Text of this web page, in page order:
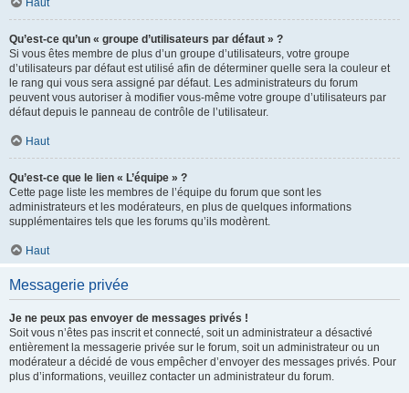
Haut
Qu’est-ce qu’un « groupe d’utilisateurs par défaut » ?
Si vous êtes membre de plus d’un groupe d’utilisateurs, votre groupe
d’utilisateurs par défaut est utilisé afin de déterminer quelle sera la couleur et
le rang qui vous sera assigné par défaut. Les administrateurs du forum
peuvent vous autoriser à modifier vous-même votre groupe d’utilisateurs par
défaut depuis le panneau de contrôle de l’utilisateur.
Haut
Qu’est-ce que le lien « L’équipe » ?
Cette page liste les membres de l’équipe du forum que sont les
administrateurs et les modérateurs, en plus de quelques informations
supplémentaires tels que les forums qu’ils modèrent.
Haut
Messagerie privée
Je ne peux pas envoyer de messages privés !
Soit vous n’êtes pas inscrit et connecté, soit un administrateur a désactivé
entièrement la messagerie privée sur le forum, soit un administrateur ou un
modérateur a décidé de vous empêcher d’envoyer des messages privés. Pour
plus d’informations, veuillez contacter un administrateur du forum.